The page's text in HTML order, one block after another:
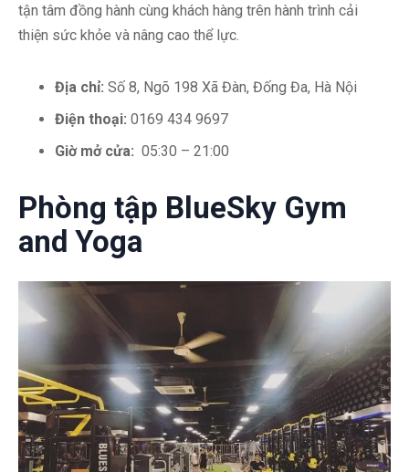
tận tâm đồng hành cùng khách hàng trên hành trình cải
thiện sức khỏe và nâng cao thể lực.
Địa chỉ: Số 8, Ngõ 198 Xã Đàn, Đống Đa, Hà Nội
Điện thoại: 0169 434 9697
Giờ mở cửa: 05:30 – 21:00
Phòng tập BlueSky Gym
and Yoga